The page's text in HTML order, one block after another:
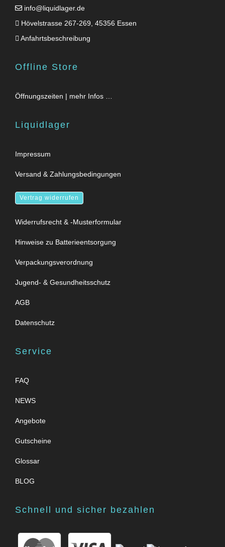
info@liquidlager.de
Hövelstrasse 267-269, 45356 Essen
Anfahrtsbeschreibung
Offline Store
Öffnungszeiten | mehr Infos …
Liquidlager
Impressum
Versand & Zahlungsbedingungen
Vertrag widerrufen
Widerrufsrecht & -Musterformular
Hinweise zu Batterieentsorgung
Verpackungsverordnung
Jugend- & Gesundheitsschutz
AGB
Datenschutz
Service
FAQ
NEWS
Angebote
Gutscheine
Glossar
BLOG
Schnell und sicher bezahlen